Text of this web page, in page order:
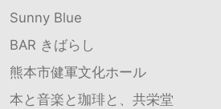
Sunny Blue
BAR きばらし
熊本市健軍文化ホール
本と音楽と珈琲と、共栄堂